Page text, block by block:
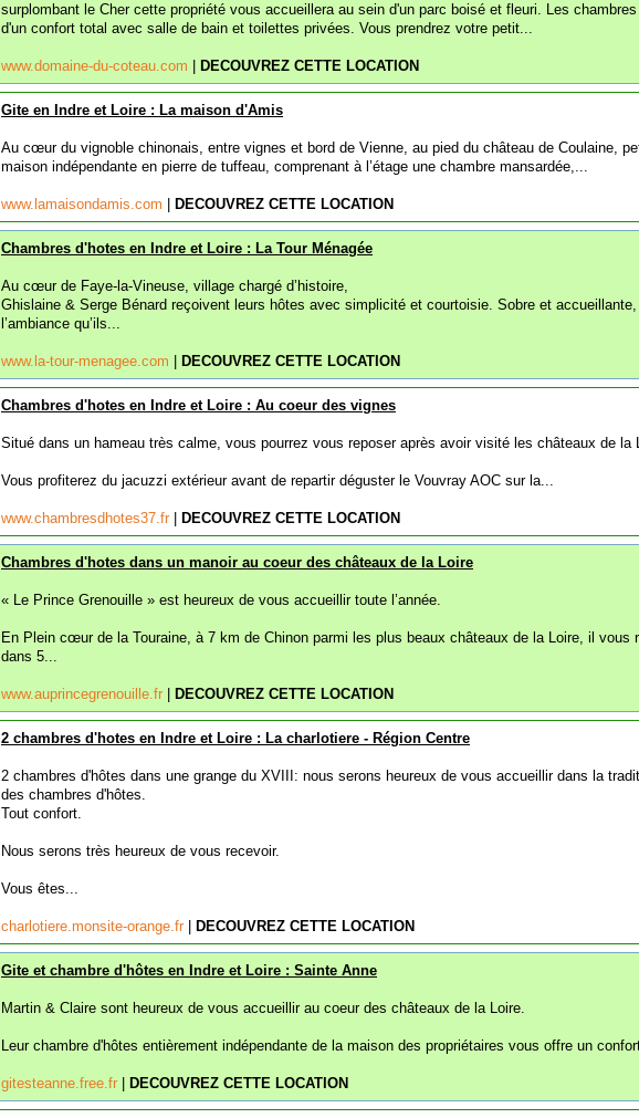
surplombant le Cher cette propriété vous accueillera au sein d'un parc boisé et fleuri. Les
d'un confort total avec salle de bain et toilettes privées. Vous prendrez votre petit...
www.domaine-du-coteau.com DECOUVREZ CETTE LOCATION
Gite en Indre et Loire : La maison d'Amis
Au cœur du vignoble chinonais, entre vignes et bord de Vienne, au pied du château de Coulaine,
maison indépendante en pierre de tuffeau, comprenant à l’étage une chambre mansardée,...
www.lamaisondamis.com DECOUVREZ CETTE LOCATION
Chambres d'hotes en Indre et Loire : La Tour Ménagée
Au cœur de Faye-la-Vineuse, village chargé d’histoire,
Ghislaine & Serge Bénard reçoivent leurs hôtes avec simplicité et courtoisie. Sobre et accueillante,
l’ambiance qu’ils...
www.la-tour-menagee.com DECOUVREZ CETTE LOCATION
Chambres d'hotes en Indre et Loire : Au coeur des vignes
Situé dans un hameau très calme, vous pourrez vous reposer après avoir visité les châteaux de la
Vous profiterez du jacuzzi extérieur avant de repartir déguster le Vouvray AOC sur la...
www.chambresdhotes37.fr DECOUVREZ CETTE LOCATION
Chambres d'hotes dans un manoir au coeur des châteaux de la Loire
« Le Prince Grenouille » est heureux de vous accueillir toute l’année.
En Plein cœur de la Touraine, à 7 km de Chinon parmi les plus beaux châteaux de la Loire, il vous
dans 5...
www.auprincegrenouille.fr DECOUVREZ CETTE LOCATION
2 chambres d'hotes en Indre et Loire : La charlotiere - Région Centre
2 chambres d'hôtes dans une grange du XVIII: nous serons heureux de vous accueillir dans la
des chambres d'hôtes.
Tout confort.
Nous serons très heureux de vous recevoir.
Vous êtes...
charlotiere.monsite-orange.fr DECOUVREZ CETTE LOCATION
Gite et chambre d'hôtes en Indre et Loire : Sainte Anne
Martin & Claire sont heureux de vous accueillir au coeur des châteaux de la Loire.
Leur chambre d'hôtes entièrement indépendante de la maison des propriétaires vous offre un
gitesteanne.free.fr DECOUVREZ CETTE LOCATION